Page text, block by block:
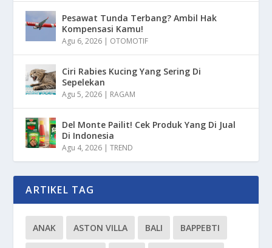
Pesawat Tunda Terbang? Ambil Hak
Kompensasi Kamu!
Agu 6, 2026 | OTOMOTIF
Ciri Rabies Kucing Yang Sering Di
Sepelekan
Agu 5, 2026 | RAGAM
Del Monte Pailit! Cek Produk Yang Di Jual
Di Indonesia
Agu 4, 2026 |TREND
ARTIKEL TAG
ANAK ASTON VILLA BALI BAPPEBTI